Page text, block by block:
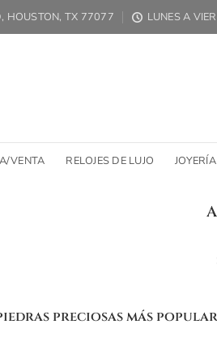
HOUSTON, TX 77077 LUNES A
VENTA RELOJES DE LUJO JOYERÍA
preciosas más